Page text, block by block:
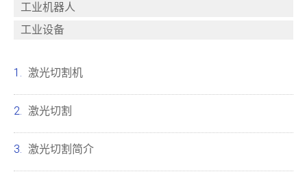
工业机器人
工业设备
激光切割机
激光切割
激光切割简介